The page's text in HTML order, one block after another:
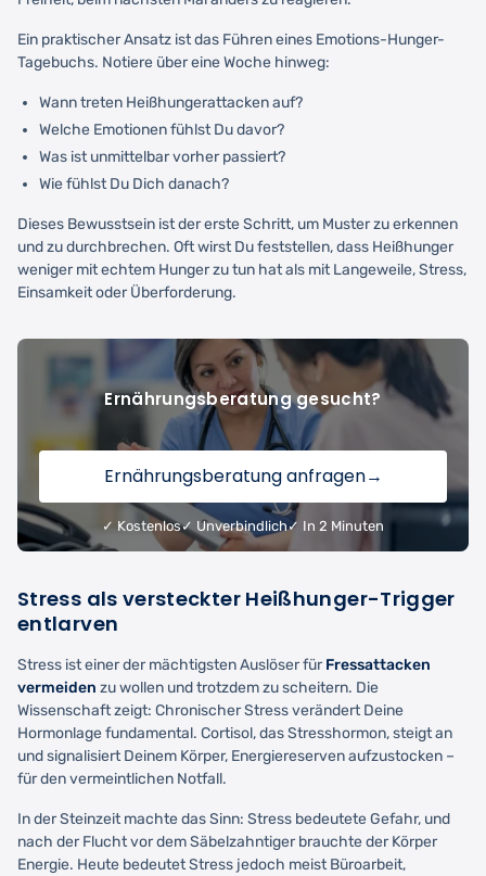
Ein praktischer Ansatz ist das Führen eines Emotions-Hunger-
Tagebuchs. Notiere über eine Woche hinweg:
Wann treten Heißhungerattacken auf?
Welche Emotionen fühlst Du davor?
Was ist unmittelbar vorher passiert?
Wie fühlst Du Dich danach?
Dieses Bewusstsein ist der erste Schritt, um Muster zu erkennen
und zu durchbrechen. Oft wirst Du feststellen, dass Heißhunger
weniger mit echtem Hunger zu tun hat als mit Langeweile, Stress,
Einsamkeit oder Überforderung.
Ernährungsberatung gesucht?
Ernährungsberatung anfragen→
✓ Kostenlos✓ Unverbindlich✓ In 2 Minuten
Stress als versteckter Heißhunger-Trigger
entlarven
Stress ist einer der mächtigsten Auslöser fürFressattacken
vermeiden zu wollen und trotzdem zu scheitern. Die
Wissenschaft zeigt: Chronischer Stress verändert Deine
Hormonlage fundamental. Cortisol, das Stresshormon, steigt an
und signalisiert Deinem Körper, Energiereserven aufzustocken –
für den vermeintlichen Notfall.
In der Steinzeit machte das Sinn: Stress bedeutete Gefahr, und
nach der Flucht vor dem Säbelzahntiger brauchte der Körper
Energie. Heute bedeutet Stress jedoch meist Büroarbeit,